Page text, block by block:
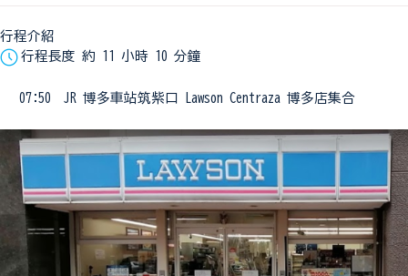
行程介紹
行程長度 約 11 小時 10 分鐘
07:50 JR 博多車站筑紫口 Lawson Centraza 博多店集合